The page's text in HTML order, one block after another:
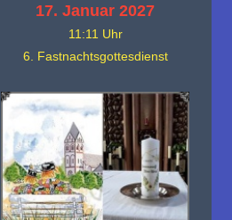
17. Januar 2027
11:11 Uhr
6. Fastnachtsgottesdienst